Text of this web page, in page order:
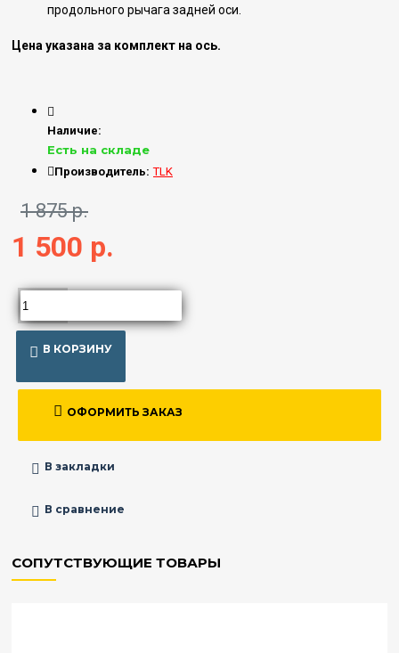
продольного рычага задней оси.
Цена указана за комплект на ось.
1 875 р.
1 500 р.
Наличие:
Есть на складе
Производитель: TLK
В КОРЗИНУ
ОФОРМИТЬ ЗАКАЗ
В закладки
В сравнение
СОПУТСТВУЮЩИЕ ТОВАРЫ